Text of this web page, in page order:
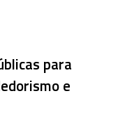
para
e